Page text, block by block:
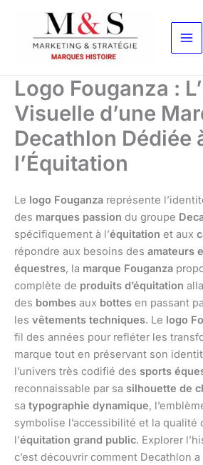
contenu
Logo Fouganza :
Visuelle d’une
Decathlon Dédiée
l’Équitation
Le logo Fouganza représente
des marques passion du groupe
spécifiquement à l’équitation et aux
répondre aux besoins des amateurs
équestres, la marque Fouganza
complète de produits d’équitation
des bombes aux bottes en passant
les vêtements techniques. Le logo
fil des années pour refléter les
marque tout en préservant son
l’univers très codifié des sports
reconnaissable par sa silhouette de
sa typographie dynamique,
symbolise l’accessibilité et la qualité
l’équitation grand public. Explorer
c’est découvrir comment Decathlon